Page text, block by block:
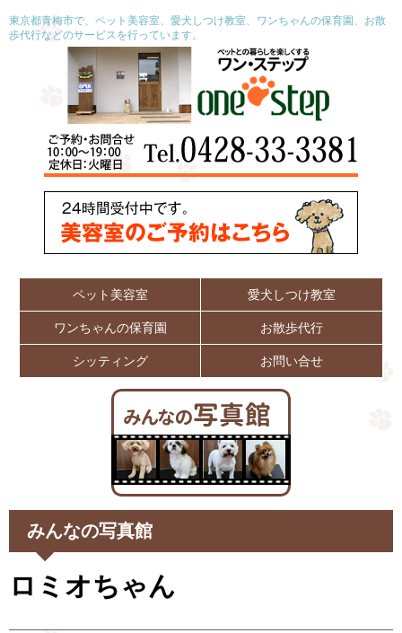
東京都青梅市で、ペット美容室、愛犬しつけ教室、ワンちゃんの保育園、お散
歩代行などのサービスを行っています。
ペット美容室 愛犬しつけ教室
ワンちゃんの保育園 お散歩代行
シッティング お問い合せ
みんなの写真館
ロミオちゃん